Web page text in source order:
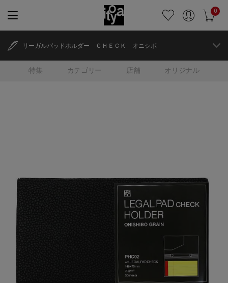
0
特集 カテゴリー 店舗 オリジナル
リーガルパッドホルダー ＣＨＥＣＫ オニシボ